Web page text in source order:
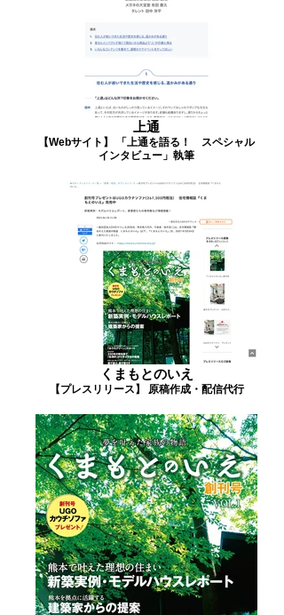
上通
【Webサイト】 「上通を語る！ スペシャル
インタビュー」執筆
くまもとのいえ
【プレスリリース】 原稿作成・配信代行